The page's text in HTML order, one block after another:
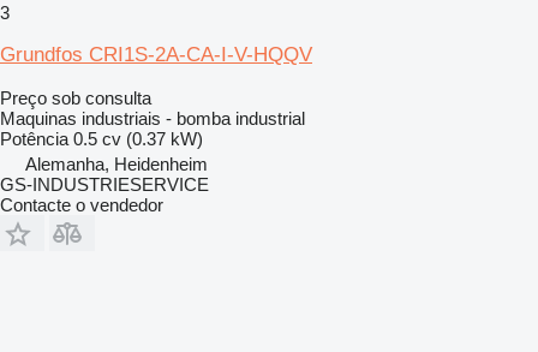
3
Grundfos CRI1S-2A-CA-I-V-HQQV
Preço sob consulta
Maquinas industriais - bomba industrial
Potência 0.5 cv (0.37 kW)
Alemanha, Heidenheim
GS-INDUSTRIESERVICE
Contacte o vendedor